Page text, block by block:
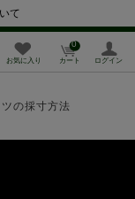
て
お気に入り カート
0
ログイン
の採寸方法